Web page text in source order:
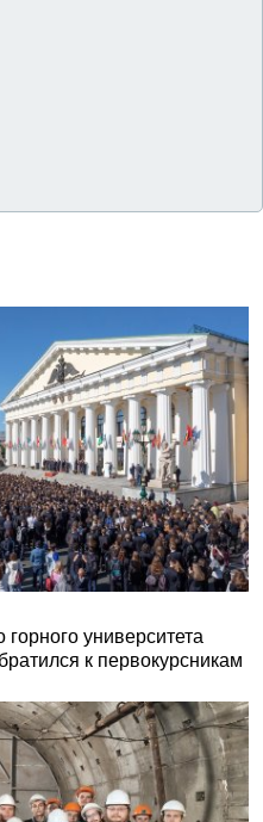
горного университета
к первокурсникам